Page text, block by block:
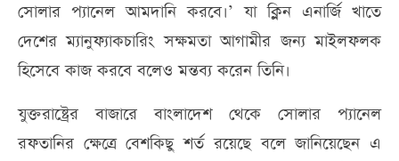
সোলার প্যানেল আমদানি করবে।’ যা ক্লিন এনার্জি খাতে
দেশের ম্যানুফ্যাকচারিং সক্ষমতা আগামীর জন্য মাইলফলক
হিসেবে কাজ করবে বলেও মন্তব্য করেন তিনি।
যুক্তরাষ্ট্রের বাজারে বাংলাদেশ থেকে সোলার প্যানেল
রফতানির ক্ষেত্রে বেশকিছু শর্ত রয়েছে বলে জানিয়েছেন এ